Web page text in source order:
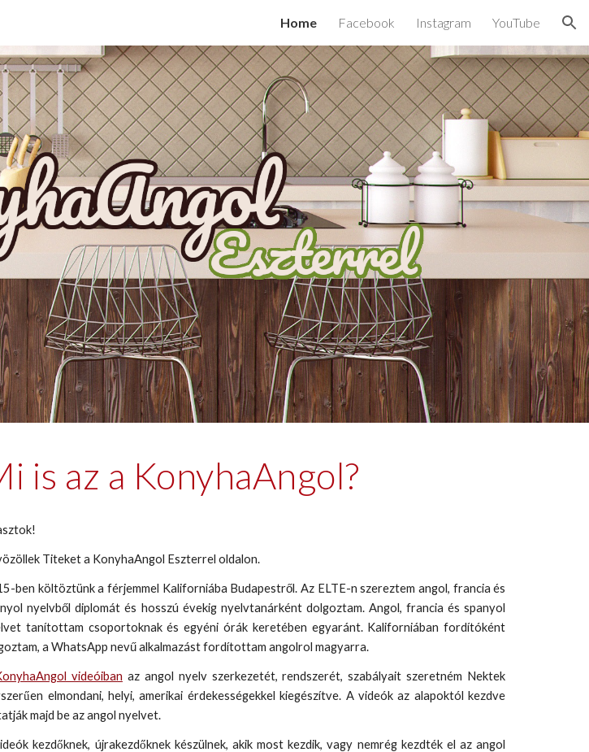
Home Facebook Instagram YouTube
is az a KonyhaAngol?
Titeket a KonyhaAngol Eszterrel oldalon.
ben költöztünk a férjemmel Kaliforniába Budapestről. Az ELTE-n szereztem angol, francia és
nyelvből diplomát és hosszú évekig nyelvtanárként dolgoztam. Angol, francia és spanyol
tanítottam csoportoknak és egyéni órák keretében egyaránt. Kaliforniában fordítóként
a WhatsApp nevű alkalmazást fordítottam angolrol magyarra.
videóiban az angol nyelv szerkezetét, rendszerét, szabályait szeretném Nektek
elmondani, helyi, amerikai érdekességekkel kiegészítve. A videók az alapoktól kezdve
majd be az angol nyelvet.
kezdőknek, újrakezdőknek készülnek, akik most kezdik, vagy nemrég kezdték el az angol